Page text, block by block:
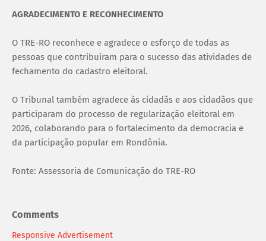
AGRADECIMENTO E RECONHECIMENTO
O TRE-RO reconhece e agradece o esforço de todas as
pessoas que contribuíram para o sucesso das atividades de
fechamento do cadastro eleitoral.
O Tribunal também agradece às cidadãs e aos cidadãos que
participaram do processo de regularização eleitoral em
2026, colaborando para o fortalecimento da democracia e
da participação popular em Rondônia.
Fonte: Assessoria de Comunicação do TRE-RO
Comments
Responsive Advertisement